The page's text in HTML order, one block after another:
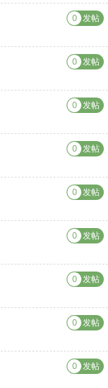
发帖
0
发帖
0
发帖
0
发帖
0
发帖
0
发帖
0
发帖
0
发帖
0
发帖
0